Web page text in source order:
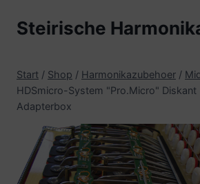
InhaltSteirische
Start / Shop / Harmonikazubehoer /
HDSmicro-System "Pro.Micro" Diskant
Adapterbox